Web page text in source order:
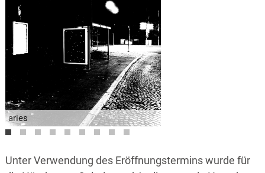
aries
taurus
gemini
virgo
libra
scorpio
sagitarius
capricornus
pisces
Unter Verwendung des Eröffnungstermins wurde für